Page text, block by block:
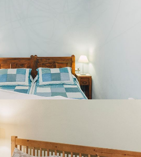
BEDROOM 5